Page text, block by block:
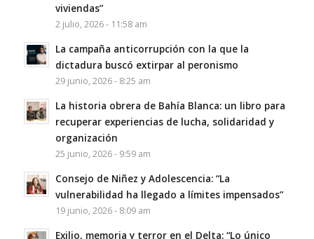
viviendas”
2 julio, 2026 - 11:58 am
La campaña anticorrupción con la que la
dictadura buscó extirpar al peronismo
29 junio, 2026 - 8:25 am
La historia obrera de Bahía Blanca: un libro para
recuperar experiencias de lucha, solidaridad y
organización
25 junio, 2026 - 9:59 am
Consejo de Niñez y Adolescencia: “La
vulnerabilidad ha llegado a límites impensados”
19 junio, 2026 - 8:09 am
Exilio, memoria y terror en el Delta: “Lo único